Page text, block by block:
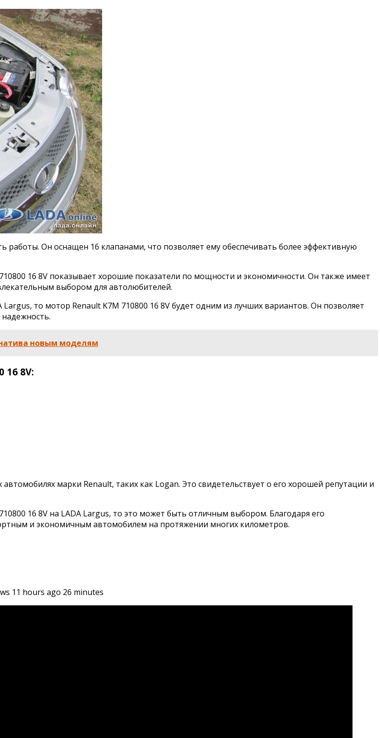
Он оснащен 16 клапанами, что позволяет ему обеспечивать более эффективную
16 8V показывает хорошие показатели по мощности и экономичности. Он также имеет
выбором для автолюбителей.
то мотор Renault K7M 710800 16 8V будет одним из лучших вариантов. Он позволяет
новым моделям
16 8V:
марки Renault, таких как Logan. Это свидетельствует о его хорошей репутации и
16 8V на LADA Largus, то это может быть отличным выбором. Благодаря его
и экономичным автомобилем на протяжении многих километров.
11 hours ago 26 minutes